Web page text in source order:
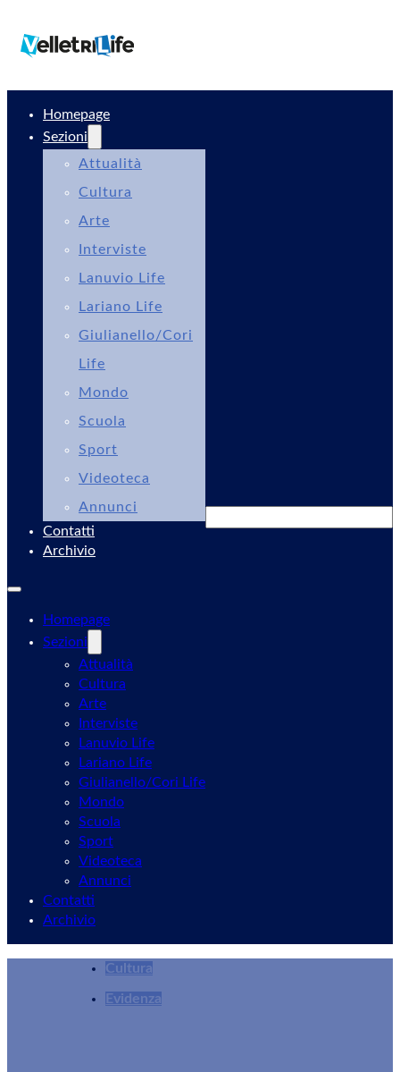
Homepage
Sezioni
Attualità
Cultura
Arte
Interviste
Lanuvio Life
Lariano Life
Giulianello/Cori
Life
Mondo
Scuola
Sport
Videoteca
Annunci
Contatti
Archivio
Homepage
Sezioni
Attualità
Cultura
Arte
Interviste
Lanuvio Life
Lariano Life
Giulianello/Cori Life
Mondo
Scuola
Sport
Videoteca
Annunci
Contatti
Archivio
Cultura
Evidenza